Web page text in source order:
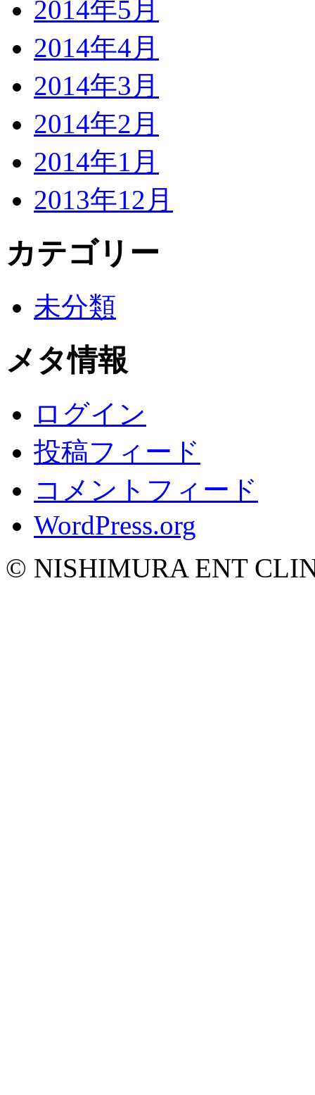
2014年5月
2014年4月
2014年3月
2014年2月
2014年1月
2013年12月
カテゴリー
未分類
メタ情報
ログイン
投稿フィード
コメントフィード
WordPress.org
© NISHIMURA ENT